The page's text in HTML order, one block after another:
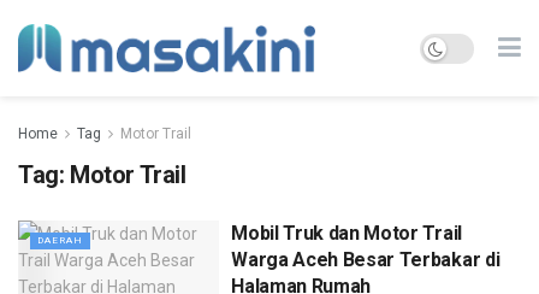
Home Tag Motor Trail
Tag: Motor Trail
DAERAH
Mobil Truk dan Motor Trail
Warga Aceh Besar Terbakar di
Halaman Rumah